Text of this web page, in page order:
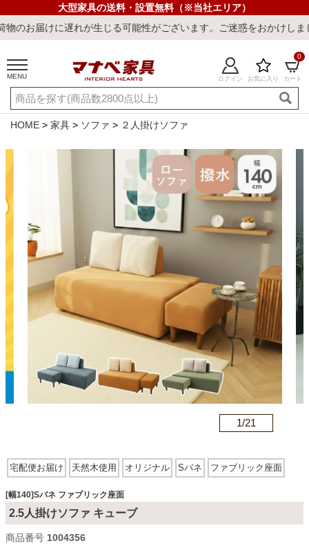
大型家具の送料・設置無料（※当社エリア）
が生じる可能性がございます。ご迷惑をおかけしまして誠に申し
MENU ログイン お気に入り カート
0
ご利用ガイド 新規会員登録
店舗一覧 閲覧履歴
最短発送 冷感ラグ 冷感寝具 ワークデスク ウィルトンラ
カテゴリから探す
ダイニングテーブル・セット
椅子・チェア
HOME 家具 ソファ ２人掛けソファ
1/21
宅配便お届け 天然木使用 オリジナル Sバネ ファブリック座面
木脚
[幅140]Sバネ ファブリック座面
2.5人掛けソファ キューブ
商品番号 1004356